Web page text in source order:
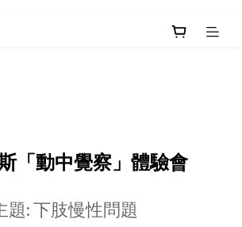
「動中覺察」體驗會
題: 下肢慢性問題